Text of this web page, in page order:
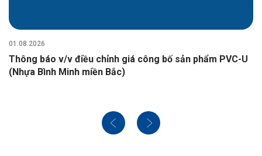
01.08.2026
Thông báo v/v điều chỉnh giá công bố sản phẩm PVC-U
(Nhựa Bình Minh miền Bắc)